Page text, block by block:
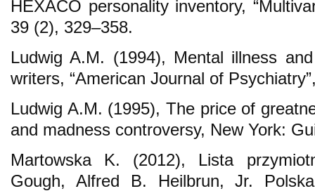
HEXACO personality inventory,
39 (2), 329–358.
Ludwig A.M. (1994), Mental illness
writers, “American Journal of
Ludwig A.M. (1995), The price of
and madness controversy, New York:
Martowska K. (2012), Lista
Gough, Alfred B. Heilbrun, Jr.